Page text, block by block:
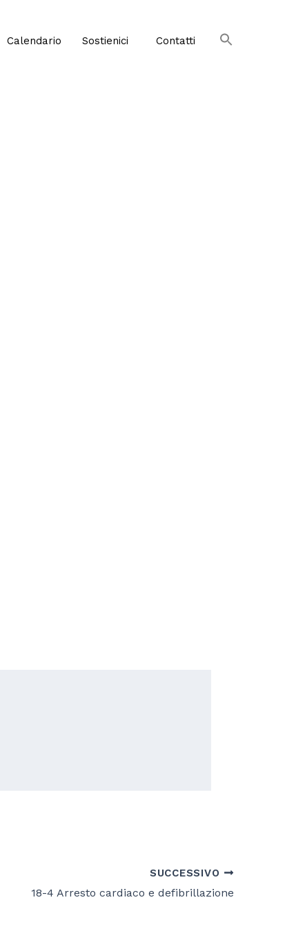
Calendario Sostienici Contatti
SUCCESSIVO
18-4 Arresto cardiaco e defibrillazione